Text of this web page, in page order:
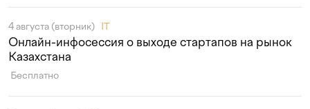
4 августа (вторник) IT
Онлайн-инфосессия о выходе стартапов на рынок
Казахстана
Бесплатно